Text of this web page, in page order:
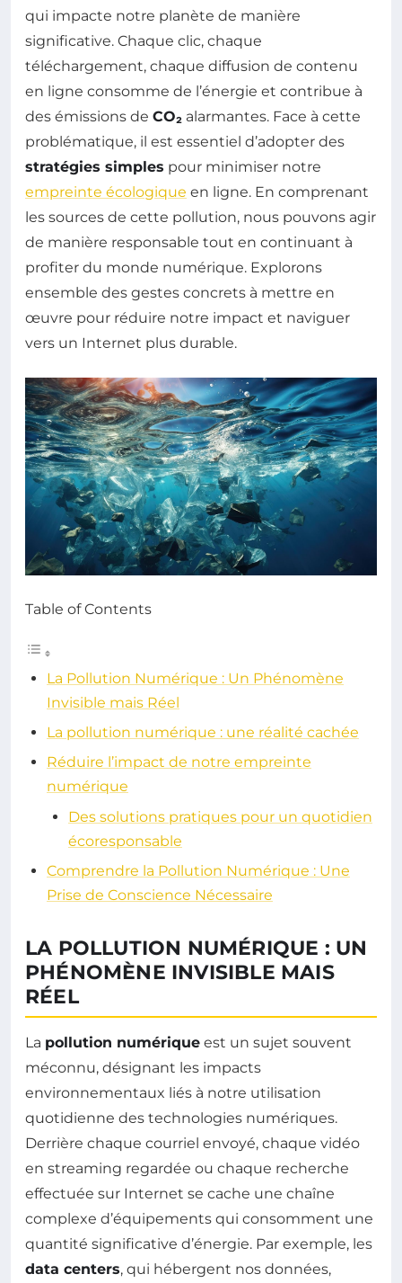
qui impacte notre planète de manière
significative. Chaque clic, chaque
téléchargement, chaque diffusion de contenu
en ligne consomme de l’énergie et contribue à
des émissions de CO₂ alarmantes. Face à cette
problématique, il est essentiel d’adopter des
stratégies simples pour minimiser notre
empreinte écologique en ligne. En comprenant
les sources de cette pollution, nous pouvons agir
de manière responsable tout en continuant à
profiter du monde numérique. Explorons
ensemble des gestes concrets à mettre en
œuvre pour réduire notre impact et naviguer
vers un Internet plus durable.
Table of Contents
La Pollution Numérique : Un Phénomène
Invisible mais Réel
La pollution numérique : une réalité cachée
Réduire l’impact de notre empreinte
numérique
Des solutions pratiques pour un quotidien
écoresponsable
Comprendre la Pollution Numérique : Une
Prise de Conscience Nécessaire
LA POLLUTION NUMÉRIQUE : UN
PHÉNOMÈNE INVISIBLE MAIS
RÉEL
La pollution numérique est un sujet souvent
méconnu, désignant les impacts
environnementaux liés à notre utilisation
quotidienne des technologies numériques.
Derrière chaque courriel envoyé, chaque vidéo
en streaming regardée ou chaque recherche
effectuée sur Internet se cache une chaîne
complexe d’équipements qui consomment une
quantité significative d’énergie. Par exemple, les
data centers, qui hébergent nos données,